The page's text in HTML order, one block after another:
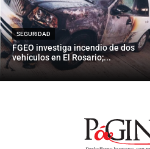
SEGURIDAD
FGEO investiga incendio de dos
vehículos en El Rosario;...